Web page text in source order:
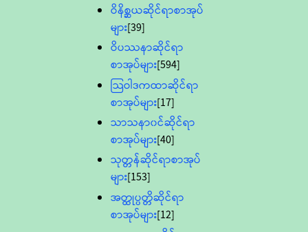
ဝိနိစ္ဆယဆိုင်ရာစာအုပ်
များ[39]
ဝိပဿနာဆိုင်ရာ
စာအုပ်များ[594]
သြဝါဒကထာဆိုင်ရာ
စာအုပ်များ[17]
သာသနာ၀င်ဆိုင်ရာ
စာအုပ်များ[40]
သုတ္တန်ဆိုင်ရာစာအုပ်
များ[153]
အတ္ထုပ္ပတ္တိဆိုင်ရာ
စာအုပ်များ[12]